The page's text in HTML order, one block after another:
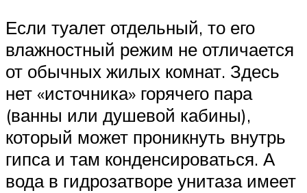
Если туалет отдельный, то его
влажностный режим не отличается
от обычных жилых комнат. Здесь
нет «источника» горячего пара
(ванны или душевой кабины),
который может проникнуть внутрь
гипса и там конденсироваться. А
вода в гидрозатворе унитаза имеет